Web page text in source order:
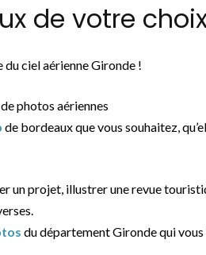
de votre
du ciel aérienne Gironde !
photos aériennes
de bordeaux que vous souhaitez,
un projet, illustrer une revue
du département Gironde qui vous